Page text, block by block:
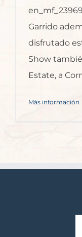
Garrido
disfrutado
Show
Estate, a
Más información